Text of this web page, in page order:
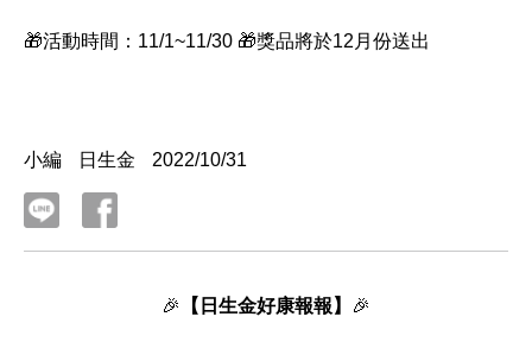
🎁活動時間：11/1~11/30 🎁獎品將於12月份送出
小編 日生金 2022/10/31
🎉 【日生金好康報報】 🎉